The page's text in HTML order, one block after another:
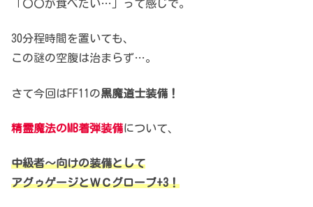
「〇〇が食べたい…」って感じで。
30分程時間を置いても、
この謎の空腹は治まらず…。
さて今回はFF11の黒魔道士装備！
精霊魔法のMB着弾装備について、
中級者～向けの装備として
アグゥゲージとＷＣグローブ+3！